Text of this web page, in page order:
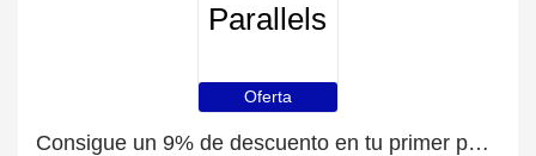
Parallels
Oferta
Consigue un 9% de descuento en tu primer pedido en Parallels